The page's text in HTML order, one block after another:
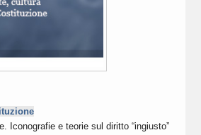
Iconografie e teorie sul diritto “ingiusto”